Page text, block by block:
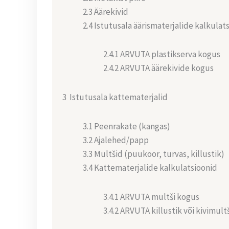
2.3 Äärekivid
2.4 Istutusala äärismaterjalide
2.4.1 ARVUTA plastikserva kogus
2.4.2 ARVUTA äärekivide kogus
3 Istutusala kattematerjalid
3.1 Peenrakate (kangas)
3.2 Ajalehed/papp
3.3 Multšid (puukoor, turvas, killustik)
3.4 Kattematerjalide kalkulatsioonid
3.4.1 ARVUTA multši kogus
3.4.2 ARVUTA killustik või